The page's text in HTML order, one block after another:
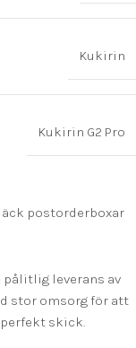
Kukirin
Kukirin G2 Pro
leverans av
stor omsorg för att
skick.